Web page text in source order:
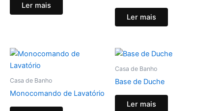
Ler mais
Ler mais
Casa de Banho
Monocomando de Lavatório
Casa de Banho
Base de Duche
Ler mais